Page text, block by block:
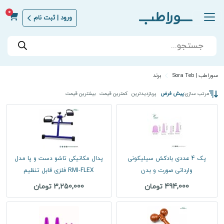
ورود | ثبت نام
0
Products
search
سوراطب | Sora Teb برند
مرتب سازی:پیش فرض پربازدیدترین کمترین قیمت بیشترین قیمت
پک 4 عددی بادکش سیلیکونی
وارداتی صورت و بدن
494,000 تومان
پدال مکانیکی تاشو دست و پا مدل
RMI‑FLEX فلزی قابل تنظیم
3,250,000 تومان